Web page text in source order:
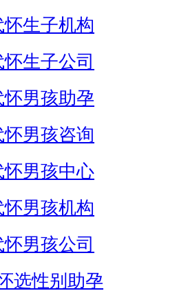
怀生子机构
怀生子公司
怀男孩助孕
怀男孩咨询
怀男孩中心
怀男孩机构
怀男孩公司
选性别助孕